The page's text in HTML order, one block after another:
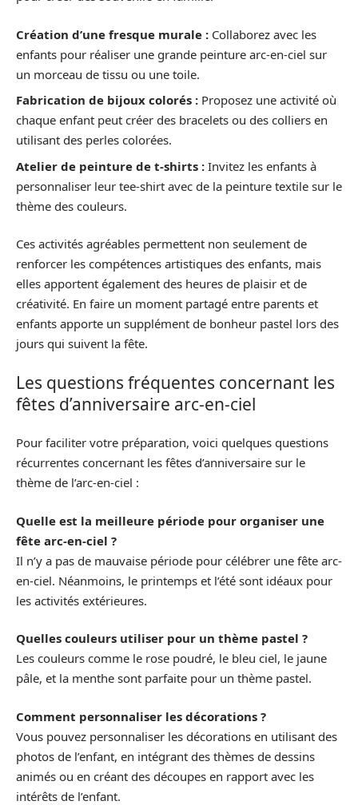
Création d’une fresque murale : Collaborez avec les
enfants pour réaliser une grande peinture arc-en-ciel sur
un morceau de tissu ou une toile.
Fabrication de bijoux colorés : Proposez une activité où
chaque enfant peut créer des bracelets ou des colliers en
utilisant des perles colorées.
Atelier de peinture de t-shirts : Invitez les enfants à
personnaliser leur tee-shirt avec de la peinture textile sur le
thème des couleurs.
Ces activités agréables permettent non seulement de
renforcer les compétences artistiques des enfants, mais
elles apportent également des heures de plaisir et de
créativité. En faire un moment partagé entre parents et
enfants apporte un supplément de bonheur pastel lors des
jours qui suivent la fête.
Les questions fréquentes concernant les
fêtes d’anniversaire arc-en-ciel
Pour faciliter votre préparation, voici quelques questions
récurrentes concernant les fêtes d’anniversaire sur le
thème de l’arc-en-ciel :
Quelle est la meilleure période pour organiser une
fête arc-en-ciel ?
Il n’y a pas de mauvaise période pour célébrer une fête arc-
en-ciel. Néanmoins, le printemps et l’été sont idéaux pour
les activités extérieures.
Quelles couleurs utiliser pour un thème pastel ?
Les couleurs comme le rose poudré, le bleu ciel, le jaune
pâle, et la menthe sont parfaite pour un thème pastel.
Comment personnaliser les décorations ?
Vous pouvez personnaliser les décorations en utilisant des
photos de l’enfant, en intégrant des thèmes de dessins
animés ou en créant des découpes en rapport avec les
intérêts de l’enfant.